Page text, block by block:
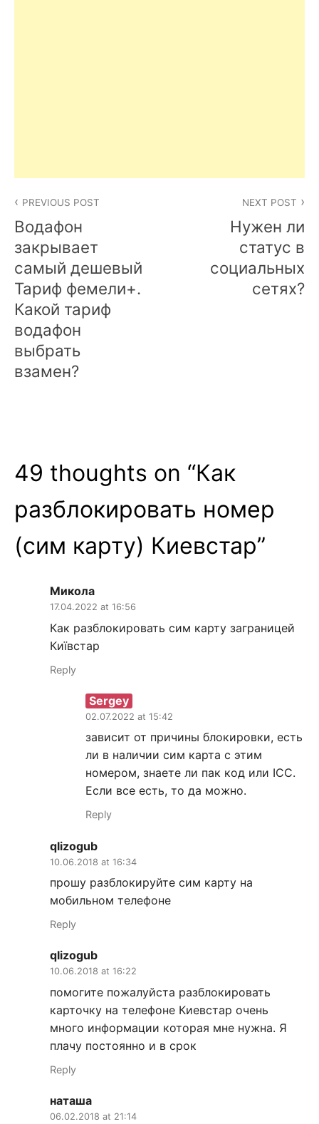
navigation
PREVIOUS POST
Водафон
закрывает
самый дешевый
Тариф фемели+.
Какой тариф
водафон
выбрать
взамен?
NEXT POST
Нужен ли
статус в
социальных
сетях?
49 thoughts on “Как
разблокировать номер
(сим карту) Киевстар”
Микола
17.04.2022 at 16:56
Как разблокировать сим карту заграницей
Київстар
Reply
Sergey
02.07.2022 at 15:42
зависит от причины блокировки, есть
ли в наличии сим карта с этим
номером, знаете ли пак код или ICC.
Если все есть, то да можно.
Reply
qlizogub
10.06.2018 at 16:34
прошу разблокируйте сим карту на
мобильном телефоне
Reply
qlizogub
10.06.2018 at 16:22
помогите пожалуйста разблокировать
карточку на телефоне Киевстар очень
много информации которая мне нужна. Я
плачу постоянно и в срок
Reply
наташа
06.02.2018 at 21:14